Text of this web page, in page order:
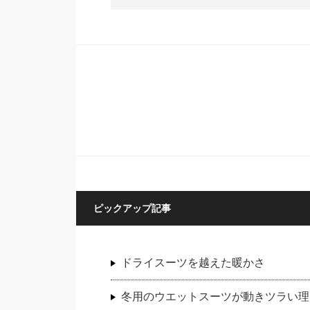
ピックアップ記事
ドライスーツを越えた暖かさ
冬用のウエットスーツが動きツラい